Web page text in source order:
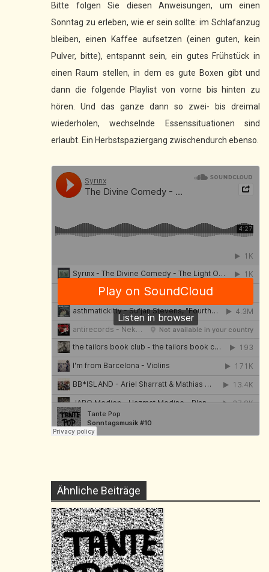
Bitte folgen Sie diesen Anweisungen, um einen
Sonntag zu erleben, wie er sein sollte: im Schlafanzug
bleiben, einen Kaffee aufsetzen (einen guten, kein
Pulver, bitte), entspannt sein, ein gutes Frühstück in
einen Raum stellen, in dem es gute Boxen gibt und
dann die folgende Playlist von vorne bis hinten zu
hören. Und das ganze dann so zwei- bis dreimal
wiederholen, wechselnde Essenssituationen sind
erlaubt. Ein Herbstspaziergang zwischendurch ebenso.
Ähnliche Beiträge